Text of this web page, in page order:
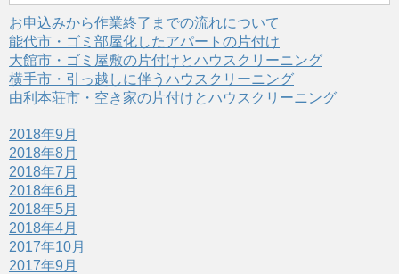
お申込みから作業終了までの流れについて
能代市・ゴミ部屋化したアパートの片付け
大館市・ゴミ屋敷の片付けとハウスクリーニング
横手市・引っ越しに伴うハウスクリーニング
由利本荘市・空き家の片付けとハウスクリーニング
2018年9月
2018年8月
2018年7月
2018年6月
2018年5月
2018年4月
2017年10月
2017年9月